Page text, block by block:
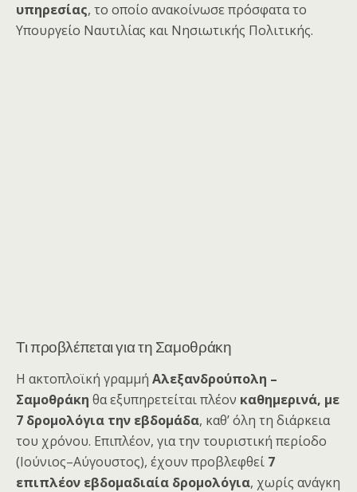
υπηρεσίας, το οποίο ανακοίνωσε πρόσφατα το
Υπουργείο Ναυτιλίας και Νησιωτικής Πολιτικής.
Τι προβλέπεται για τη Σαμοθράκη
Η ακτοπλοϊκή γραμμή Αλεξανδρούπολη –
Σαμοθράκη θα εξυπηρετείται πλέον καθημερινά, με
7 δρομολόγια την εβδομάδα, καθ’ όλη τη διάρκεια
του χρόνου. Επιπλέον, για την τουριστική περίοδο
(Ιούνιος–Αύγουστος), έχουν προβλεφθεί 7
επιπλέον εβδομαδιαία δρομολόγια, χωρίς ανάγκη